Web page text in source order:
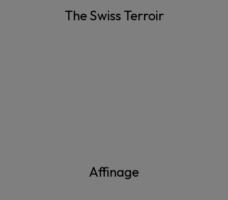
The Swiss Terroir
Affinage